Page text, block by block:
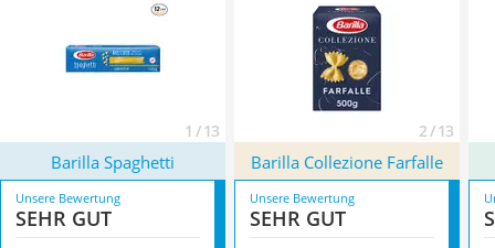
1 / 13 2 / 13
Barilla Spaghetti Barilla Collezione Farfalle
Unsere Bewertung
SEHR GUT
Unsere Bewertung
SEHR GUT